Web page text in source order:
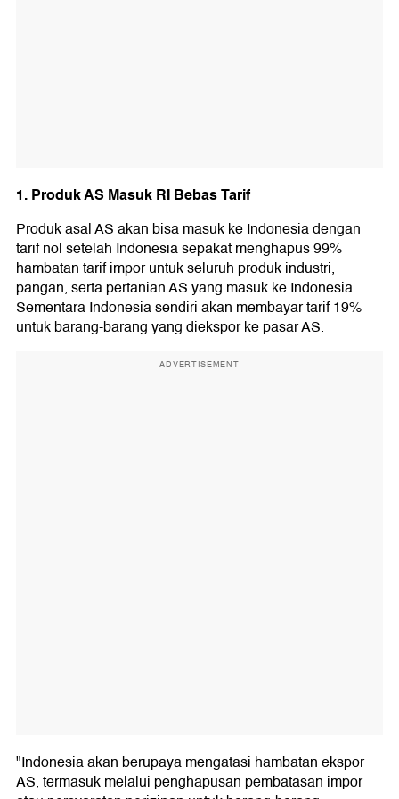
1. Produk AS Masuk RI Bebas Tarif
Produk asal AS akan bisa masuk ke Indonesia dengan
tarif nol setelah Indonesia sepakat menghapus 99%
hambatan tarif impor untuk seluruh produk industri,
pangan, serta pertanian AS yang masuk ke Indonesia.
Sementara Indonesia sendiri akan membayar tarif 19%
untuk barang-barang yang diekspor ke pasar AS.
ADVERTISEMENT
"Indonesia akan berupaya mengatasi hambatan ekspor
AS, termasuk melalui penghapusan pembatasan impor